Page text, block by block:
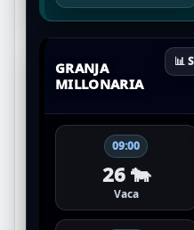
GRANJA
MILLONARIA
📊
09:00
26 🐄
Vaca